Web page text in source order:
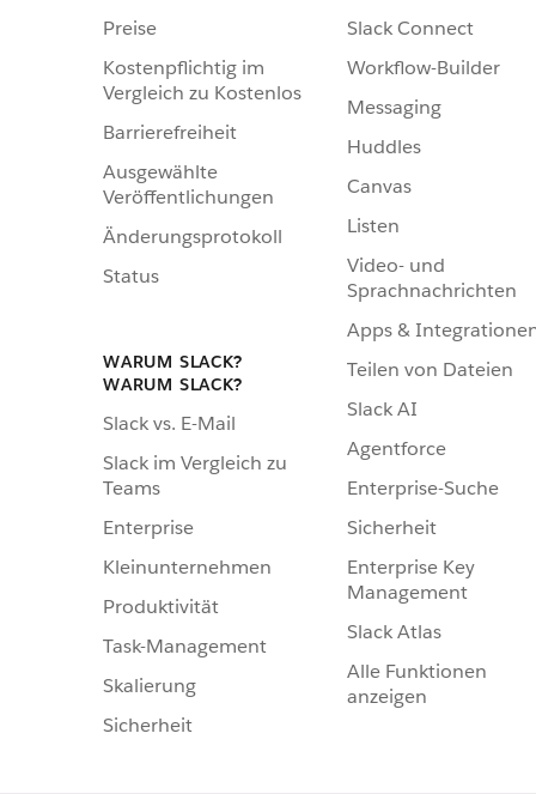
Preise
Kostenpflichtig im
Vergleich zu Kostenlos
Barrierefreiheit
Ausgewählte
Veröffentlichungen
Änderungsprotokoll
Status
WARUM SLACK?
WARUM SLACK?
Slack vs. E-Mail
Slack im Vergleich zu
Teams
Enterprise
Kleinunternehmen
Produktivität
Task-Management
Skalierung
Sicherheit
Slack Connect
Workflow-Builder
Messaging
Huddles
Canvas
Listen
Video- und
Sprachnachrichten
Apps &
Teilen von Dateien
Slack AI
Agentforce
Enterprise-Suche
Sicherheit
Enterprise Key
Management
Slack Atlas
Alle Funktionen
anzeigen